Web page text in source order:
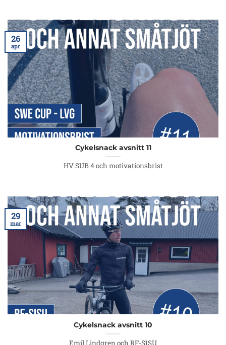
Cykelsnack avsnitt 11
HV SUB 4 och motivationsbrist
26
apr
Cykelsnack avsnitt 10
Emil Lindgren och RF-SISU
29
mar